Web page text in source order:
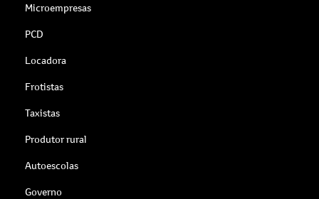
Microempresas
PCD
Locadora
Frotistas
Taxistas
Produtor rural
Autoescolas
Governo